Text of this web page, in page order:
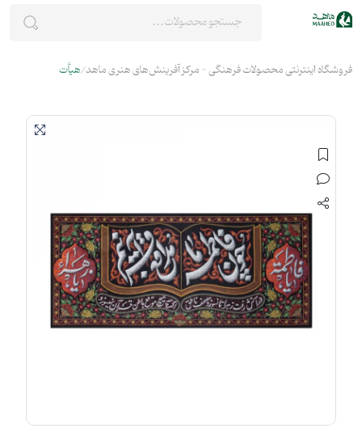
فروشگاه اینترنتی محصولات فرهنگی - مرکز آفرینش‌های هنری ماهد هیأت